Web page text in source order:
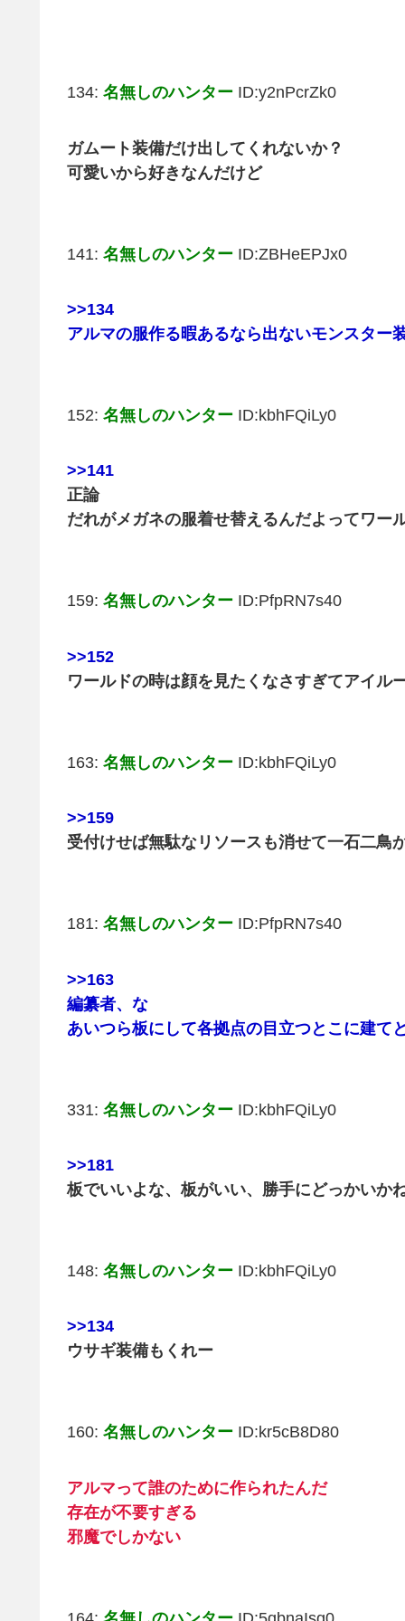
134: 名無しのハンター ID:y2nPcrZk0
ガムート装備だけ出してくれないか？
可愛いから好きなんだけど
141: 名無しのハンター ID:ZBHeEPJx0
>>134
アルマの服作る暇あるなら出ないモンスター
152: 名無しのハンター ID:kbhFQiLy0
>>141
正論
だれがメガネの服着せ替えるんだよってワー
159: 名無しのハンター ID:PfpRN7s40
>>152
ワールドの時は顔を見たくなさすぎてアイル
163: 名無しのハンター ID:kbhFQiLy0
>>159
受付けせば無駄なリソースも消せて一石二鳥
181: 名無しのハンター ID:PfpRN7s40
>>163
編纂者、な
あいつら板にして各拠点の目立つとこに建て
331: 名無しのハンター ID:kbhFQiLy0
>>181
板でいいよな、板がいい、勝手にどっかいか
148: 名無しのハンター ID:kbhFQiLy0
>>134
ウサギ装備もくれー
160: 名無しのハンター ID:kr5cB8D80
アルマって誰のために作られたんだ
存在が不要すぎる
邪魔でしかない